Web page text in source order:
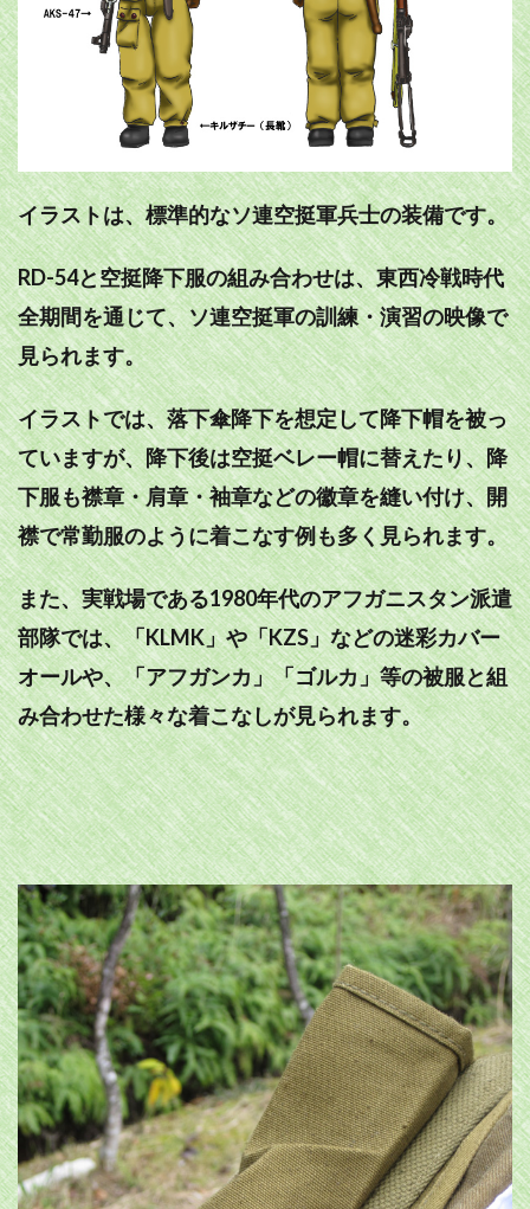
イラストは、標準的なソ連空挺軍兵士の装備です。
RD-54と空挺降下服の組み合わせは、東西冷戦時代
全期間を通じて、ソ連空挺軍の訓練・演習の映像で
見られます。
イラストでは、落下傘降下を想定して降下帽を被っ
ていますが、降下後は空挺ベレー帽に替えたり、降
下服も襟章・肩章・袖章などの徽章を縫い付け、開
襟で常勤服のように着こなす例も多く見られます。
また、実戦場である1980年代のアフガニスタン派遣
部隊では、「KLMK」や「KZS」などの迷彩カバー
オールや、「アフガンカ」「ゴルカ」等の被服と組
み合わせた様々な着こなしが見られます。